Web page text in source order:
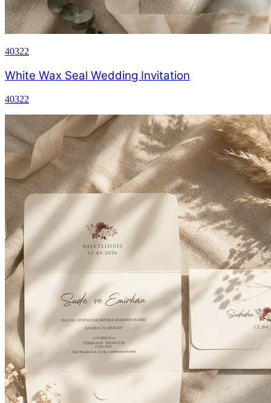
40322
White Wax Seal Wedding Invitation
40322